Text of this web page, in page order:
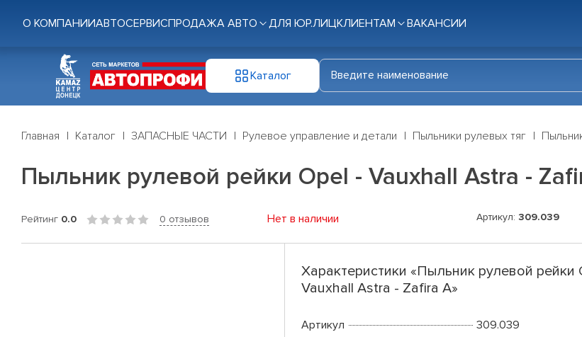
О КОМПАНИИАВТОСЕРВИСПРОДАЖА АВТО ДЛЯ ЮР.ЛИЦКЛИЕНТАМ ВАКАНСИИ
Каталог
Главная Каталог ЗАПАСНЫЕ ЧАСТИ Рулевое управление и детали Пыльники рулевых тяг
Пыльник рулевой рейки Opel - Vauxhall Astra -
Рейтинг 0.0 0 отзывов Нет в наличии Артикул: 309.039
Характеристики «Пыльник рулевой рейки
Vauxhall Astra - Zafira A»
Артикул
309.039